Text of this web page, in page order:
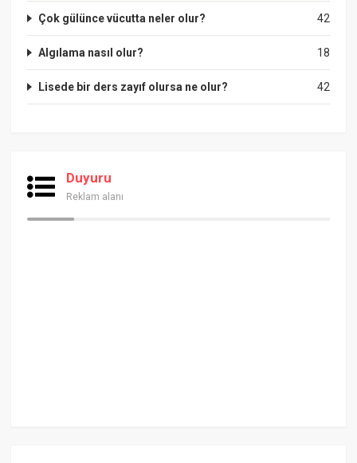
42
Çok gülünce vücutta neler olur?
18
Algılama nasıl olur?
42
Lisede bir ders zayıf olursa ne olur?
Duyuru
Reklam alanı